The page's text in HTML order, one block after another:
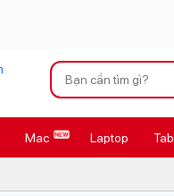
Xu hướng tìm
iPhone 17
AirTag 2 Mới
Mac Laptop